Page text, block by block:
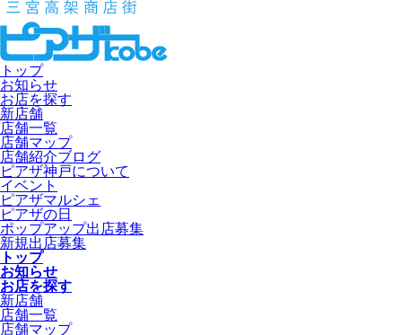
トップ
お知らせ
お店を探す
新店舗
店舗一覧
店舗マップ
店舗紹介ブログ
ピアザ神戸について
イベント
ピアザマルシェ
ピアザの日
ポップアップ出店募集
新規出店募集
トップ
お知らせ
お店を探す
新店舗
店舗一覧
店舗マップ